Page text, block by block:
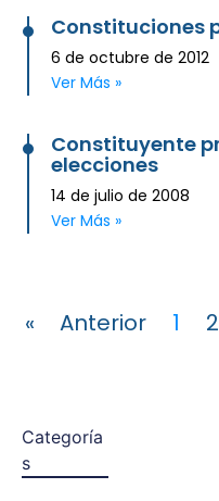
Constituciones
6 de octubre de 2012
Ver Más »
Constituyente
elecciones
14 de julio de 2008
Ver Más »
« Anterior 1 2
Categoría
s